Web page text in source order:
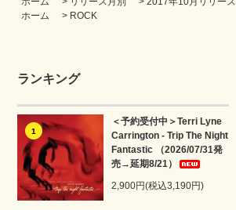
ホーム
> ROCK
ランキング
1
＜予約受付中＞Terri Lyne
Carrington - Trip The Night
Fantastic （2026/07/31発
売→延期8/21）
2,900円(税込3,190円)